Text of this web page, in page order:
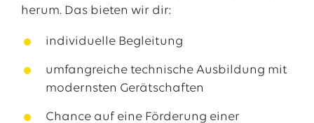
Welche Ausbildungsinhalte hast du als besonders
interessant empfunden?
Ich glaube, da werden dir 20 Azubis alle
dasselbe sagen können: das Schweißen. Es
dabei das wirklich das Gefühl hast, etwas
herum. Das bieten wir dir:
individuelle Begleitung
umfangreiche technische Ausbildung mit
modernsten Gerätschaften
Chance auf eine Förderung einer